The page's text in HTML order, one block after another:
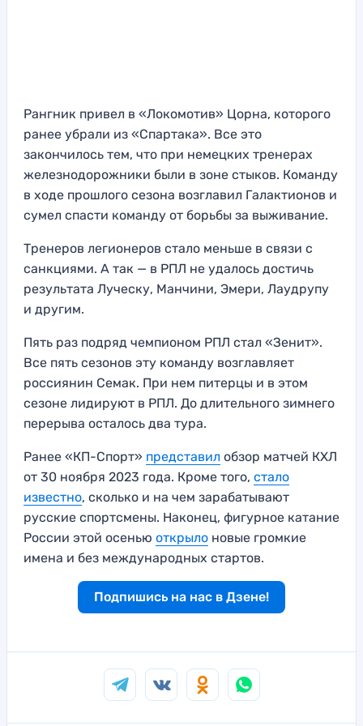
Рангник привел в «Локомотив» Цорна, которого
ранее убрали из «Спартака». Все это
закончилось тем, что при немецких тренерах
железнодорожники были в зоне стыков. Команду
в ходе прошлого сезона возглавил Галактионов и
сумел спасти команду от борьбы за выживание.
Тренеров легионеров стало меньше в связи с
санкциями. А так — в РПЛ не удалось достичь
результата Луческу, Манчини, Эмери, Лаудрупу
и другим.
Пять раз подряд чемпионом РПЛ стал «Зенит».
Все пять сезонов эту команду возглавляет
россиянин Семак. При нем питерцы и в этом
сезоне лидируют в РПЛ. До длительного зимнего
перерыва осталось два тура.
Ранее «КП-Спорт» представил обзор матчей КХЛ
от 30 ноября 2023 года. Кроме того, стало
известно, сколько и на чем зарабатывают
русские спортсмены. Наконец, фигурное катание
России этой осенью открыло новые громкие
имена и без международных стартов.
Подпишись на нас в Дзене!